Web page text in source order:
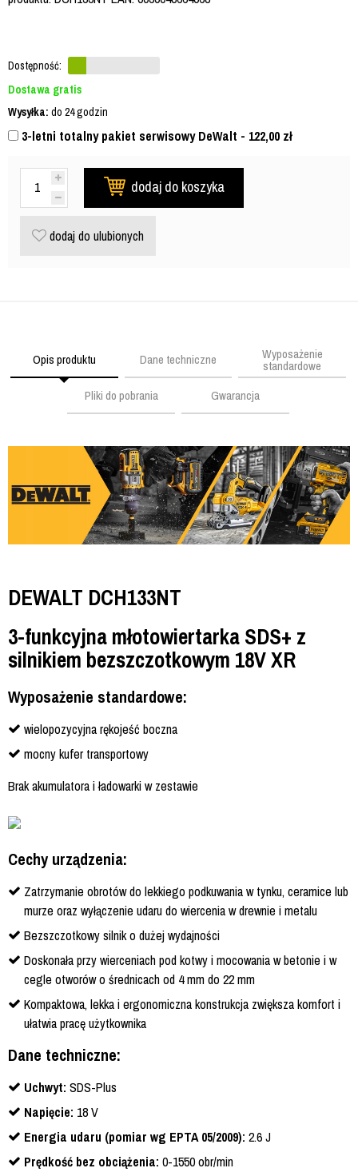
Dostępność:
Dostawa gratis
Wysyłka: do 24 godzin
3-letni totalny pakiet serwisowy DeWalt - 122,00 zł
dodaj do koszyka
dodaj do ulubionych
Opis produktu Dane techniczne Wyposażenie
standardowe
Pliki do pobrania
Gwarancja
DEWALT DCH133NT
3-funkcyjna młotowiertarka SDS+ z
silnikiem bezszczotkowym 18V XR
Wyposażenie standardowe:
wielopozycyjna rękojeść boczna
mocny kufer transportowy
Brak akumulatora i ładowarki w zestawie
Cechy urządzenia:
Zatrzymanie obrotów do lekkiego podkuwania w tynku, ceramice lub
murze oraz wyłączenie udaru do wiercenia w drewnie i metalu
Bezszczotkowy silnik o dużej wydajności
Doskonała przy wierceniach pod kotwy i mocowania w betonie i w
cegle otworów o średnicach od 4 mm do 22 mm
Kompaktowa, lekka i ergonomiczna konstrukcja zwiększa komfort i
ułatwia pracę użytkownika
Dane techniczne:
Uchwyt: SDS-Plus
Napięcie: 18 V
Energia udaru (pomiar wg EPTA 05/2009): 2.6 J
Prędkość bez obciążenia: 0-1550 obr/min